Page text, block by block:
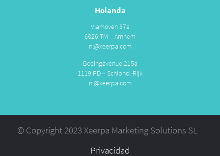
Holanda
Vlamoven 37a
6826 TM – Arnhem
nl@xeerpa.com
Boeingavenue 215a
1119 PD – Schiphol-Rijk
nl@xeerpa.com
© Copyright 2023 Xeerpa Marketing Solutions SL
Privacidad